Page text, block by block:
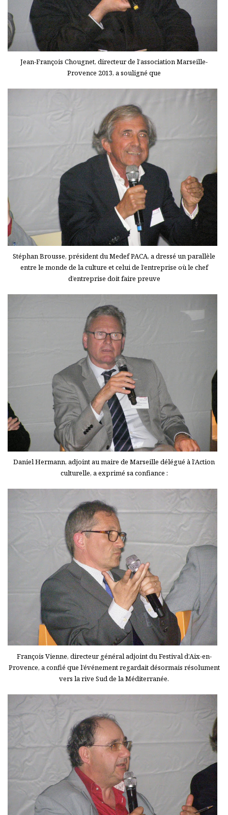
Jean-François Chougnet, directeur de l’association Marseille-
Provence 2013, a souligné que
Stéphan Brousse, président du Medef PACA, a dressé un parallèle
entre le monde de la culture et celui de l’entreprise où le chef
d’entreprise doit faire preuve
Daniel Hermann, adjoint au maire de Marseille délégué à l’Action
culturelle, a exprimé sa confiance :
François Vienne, directeur général adjoint du Festival d’Aix-en-
Provence, a confié que l’événement regardait désormais résolument
vers la rive Sud de la Méditerranée.